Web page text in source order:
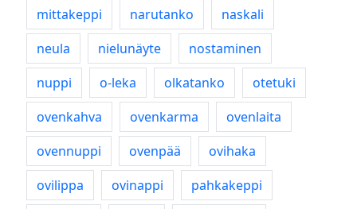
mittakeppi
narutanko
naskali
neula
nielunäyte
nostaminen
nuppi
o-leka olkatanko
otetuki
ovenkahva
ovenkarma
ovenlaita
ovennuppi
ovenpää
ovihaka
ovilippa
ovinappi
pahkakeppi